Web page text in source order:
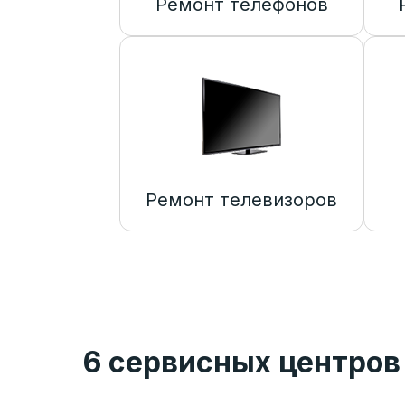
Ремонт телефонов
Ремонт телевизоров
6 сервисных центров